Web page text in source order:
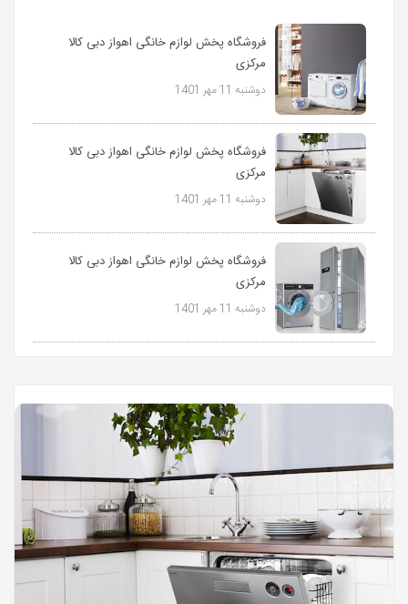
فروشگاه پخش لوازم خانگی اهواز دبی کالا
مرکزی
دوشنبه 11 مهر 1401
فروشگاه پخش لوازم خانگی اهواز دبی کالا
مرکزی
دوشنبه 11 مهر 1401
فروشگاه پخش لوازم خانگی اهواز دبی کالا
مرکزی
دوشنبه 11 مهر 1401